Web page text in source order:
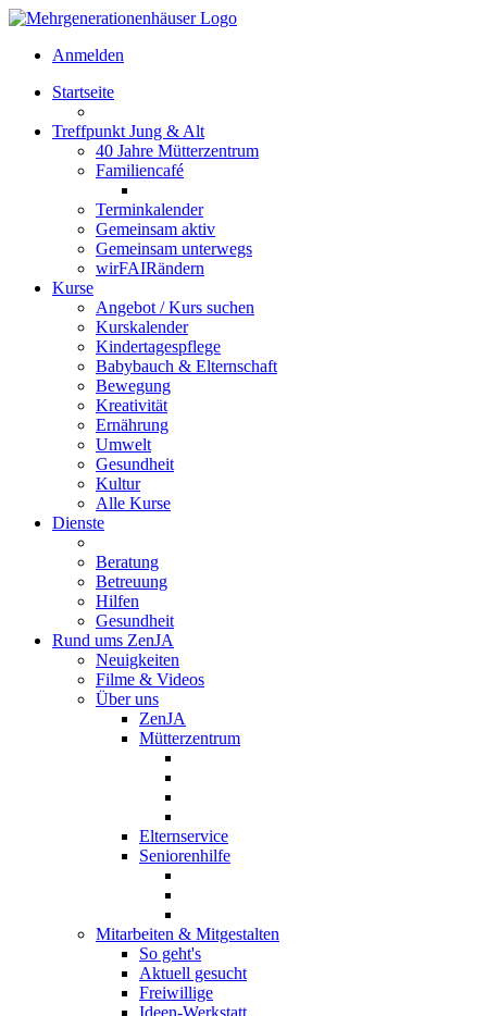
Anmelden
Startseite
Treffpunkt Jung & Alt
40 Jahre Mütterzentrum
Familiencafé
Terminkalender
Gemeinsam aktiv
Gemeinsam unterwegs
wirFAIRändern
Kurse
Angebot / Kurs suchen
Kurskalender
Kindertagespflege
Babybauch & Elternschaft
Bewegung
Kreativität
Ernährung
Umwelt
Gesundheit
Kultur
Alle Kurse
Dienste
Beratung
Betreuung
Hilfen
Gesundheit
Rund ums ZenJA
Neuigkeiten
Filme & Videos
Über uns
ZenJA
Mütterzentrum
Elternservice
Seniorenhilfe
Mitarbeiten & Mitgestalten
So geht's
Aktuell gesucht
Freiwillige
Ideen-Werkstatt